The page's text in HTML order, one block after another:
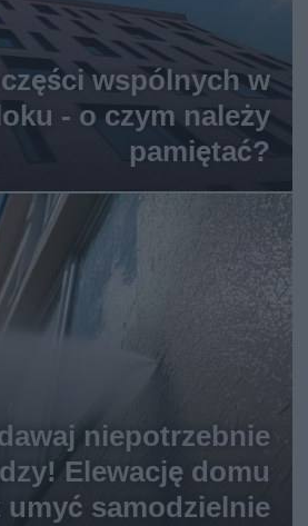
wspólnych w
- o czym należy
pamiętać?
niepotrzebnie
Elewację domu
umyć samodzielnie